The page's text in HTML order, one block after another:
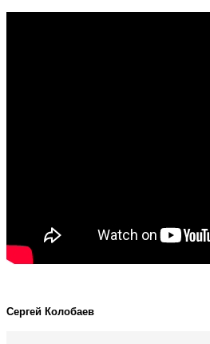
Сергей Колобаев